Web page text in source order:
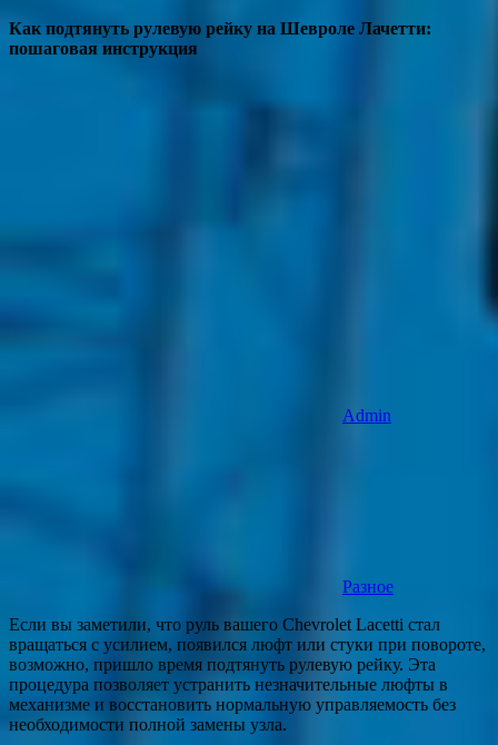
Как подтянуть рулевую рейку на Шевроле Лачетти:
пошаговая инструкция
Admin
Разное
Если вы заметили, что руль вашего Chevrolet Lacetti стал
вращаться с усилием, появился люфт или стуки при повороте,
возможно, пришло время подтянуть рулевую рейку. Эта
процедура позволяет устранить незначительные люфты в
механизме и восстановить нормальную управляемость без
необходимости полной замены узла.